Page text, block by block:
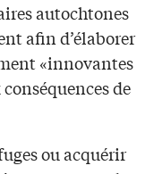
autochtones
afin d’élaborer
«innovantes
de
ou acquérir